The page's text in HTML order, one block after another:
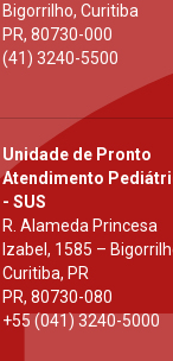
Bigorrilho, Curitiba
PR, 80730-000
(41) 3240-5500
Unidade de Pronto
Atendimento
- SUS
R. Alameda Princesa
Izabel, 1585 –
Curitiba, PR
PR, 80730-080
+55 (041) 3240-5000